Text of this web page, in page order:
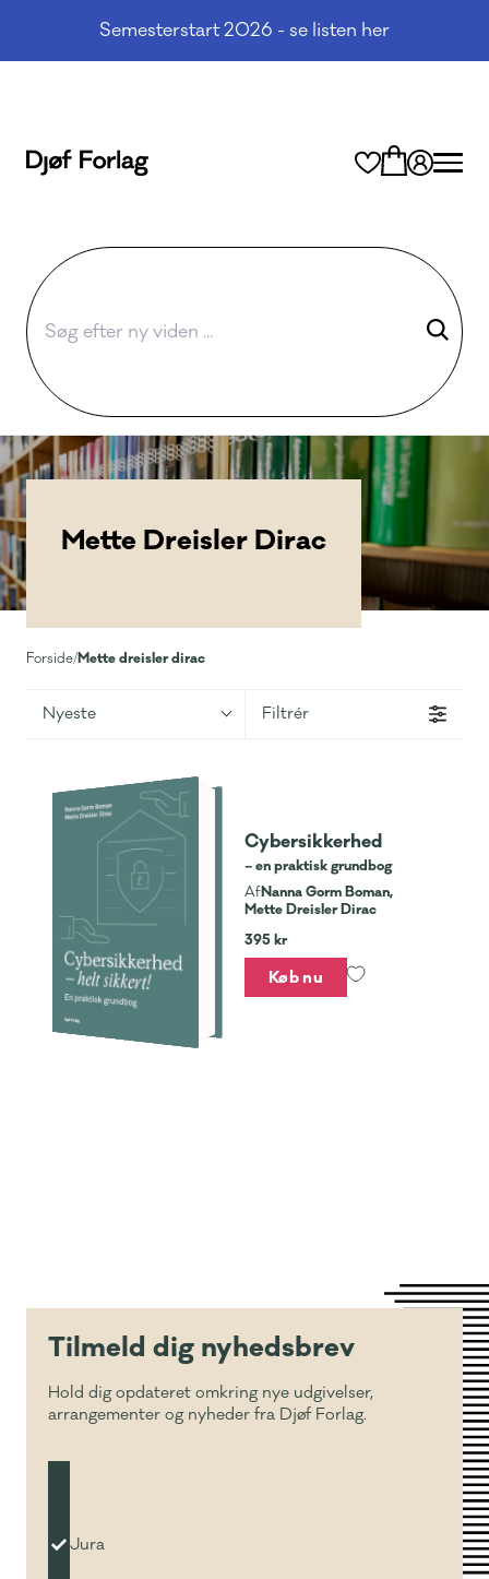
Semesterstart 2026 - se listen her
Mette Dreisler Dirac
Forside/Mette dreisler dirac
Nyeste Filtrér
Cybersikkerhed
– en praktisk grundbog
AfNanna Gorm Boman,
Mette Dreisler Dirac
395 kr
Køb nu
Tilmeld dig nyhedsbrev
Hold dig opdateret omkring nye udgivelser,
arrangementer og nyheder fra Djøf Forlag.
Jura